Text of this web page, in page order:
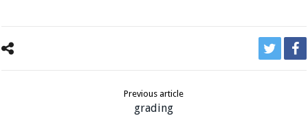
Previous article
grading